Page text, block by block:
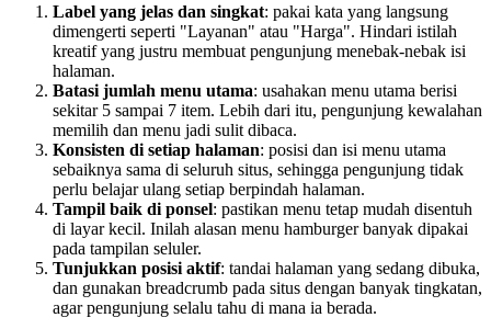
Label yang jelas dan singkat: pakai kata yang langsung
dimengerti seperti "Layanan" atau "Harga". Hindari istilah
kreatif yang justru membuat pengunjung menebak-nebak isi
halaman.
Batasi jumlah menu utama: usahakan menu utama berisi
sekitar 5 sampai 7 item. Lebih dari itu, pengunjung kewalahan
memilih dan menu jadi sulit dibaca.
Konsisten di setiap halaman: posisi dan isi menu utama
sebaiknya sama di seluruh situs, sehingga pengunjung tidak
perlu belajar ulang setiap berpindah halaman.
Tampil baik di ponsel: pastikan menu tetap mudah disentuh
di layar kecil. Inilah alasan menu hamburger banyak dipakai
pada tampilan seluler.
Tunjukkan posisi aktif: tandai halaman yang sedang dibuka,
dan gunakan breadcrumb pada situs dengan banyak tingkatan,
agar pengunjung selalu tahu di mana ia berada.